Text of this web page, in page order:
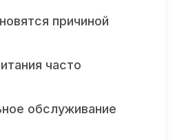
причиной
часто
обслуживание